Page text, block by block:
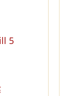
5